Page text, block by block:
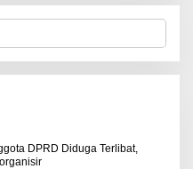
DPRD Diduga Terlibat,